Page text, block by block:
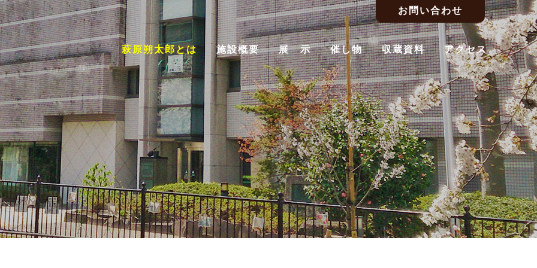
萩原朔太郎とは
施設概要 展 示 催し物 収蔵資料 アクセス
お問い合わせ